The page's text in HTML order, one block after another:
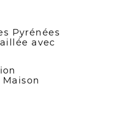
Pyrénées
avec